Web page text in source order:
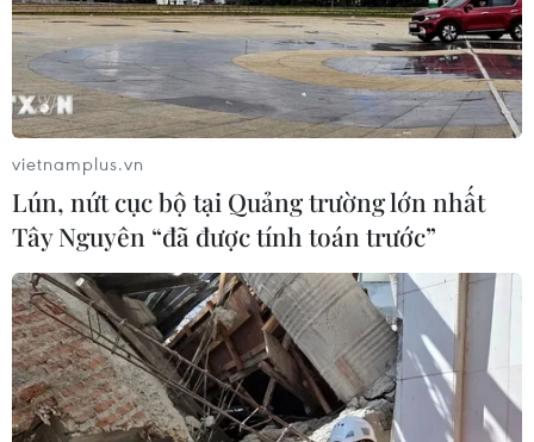
vietnamplus.vn
Lún, nứt cục bộ tại Quảng trường lớn nhất
Tây Nguyên “đã được tính toán trước”